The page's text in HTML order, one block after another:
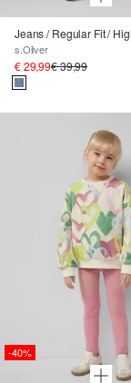
s.Oliver
€ 29,99€ 39,99
-40%